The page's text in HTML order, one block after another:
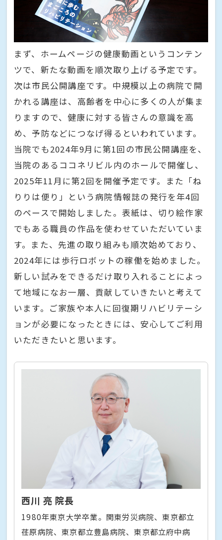
まず、ホームページの健康動画というコンテン
ツで、新たな動画を順次取り上げる予定です。
次は市民公開講座です。中規模以上の病院で開
かれる講座は、高齢者を中心に多くの人が集ま
りますので、健康に対する皆さんの意識を高
め、予防などにつなげ得るといわれています。
当院でも2024年9月に第1回の市民公開講座を、
当院のあるココネリビル内のホールで開催し、
2025年11月に第2回を開催予定です。また「ね
りりは便り」という病院情報誌の発行を年4回
のペースで開始しました。表紙は、切り絵作家
でもある職員の作品を使わせていただいていま
す。また、先進の取り組みも順次始めており、
2024年には歩行ロボットの稼働を始めました。
新しい試みをできるだけ取り入れることによっ
て地域になお一層、貢献していきたいと考えて
います。ご家族や本人に回復期リハビリテーシ
ョンが必要になったときには、安心してご利用
いただきたいと思います。
西川 亮 院長
1980年東京大学卒業。関東労災病院、東京都立
荏原病院、東京都立豊島病院、東京都立府中病